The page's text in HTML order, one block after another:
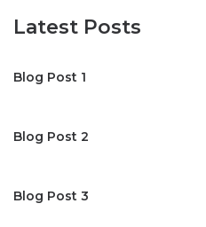
Latest Posts
Blog Post 1
Blog Post 2
Blog Post 3